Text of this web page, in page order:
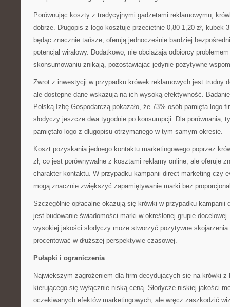
Porównując koszty z tradycyjnymi gadżetami reklamowymu,
dobrze. Długopis z logo kosztuje przeciętnie 0,80-1,20 zł, kubek
będąc znacznie tańsze, oferują jednocześnie bardziej
potencjał wiralowy. Dodatkowo, nie obciążają odbiorcy
skonsumowaniu znikają, pozostawiając jedynie pozytywne
Zwrot z inwestycji w przypadku krówek reklamowych jest trudny
ale dostępne dane wskazują na ich wysoką efektywność.
Polską Izbę Gospodarczą pokazało, że 73% osób pamięta logo
słodyczy jeszcze dwa tygodnie po konsumpcji. Dla porównania,
pamiętało logo z długopisu otrzymanego w tym samym okresie.
Koszt pozyskania jednego kontaktu marketingowego poprzez
zł, co jest porównywalne z kosztami reklamy online, ale oferuje
charakter kontaktu. W przypadku kampanii direct marketing czy
mogą znacznie zwiększyć zapamiętywanie marki bez
Szczególnie opłacalne okazują się krówki w przypadku kampanii
jest budowanie świadomości marki w określonej grupie
wysokiej jakości słodyczy może stworzyć pozytywne
procentować w dłuższej perspektywie czasowej.
Pułapki i ograniczenia
Największym zagrożeniem dla firm decydujących się na krówki z
kierującego się wyłącznie niską ceną. Słodycze niskiej jakości
oczekiwanych efektów marketingowych, ale wręcz zaszkodzić